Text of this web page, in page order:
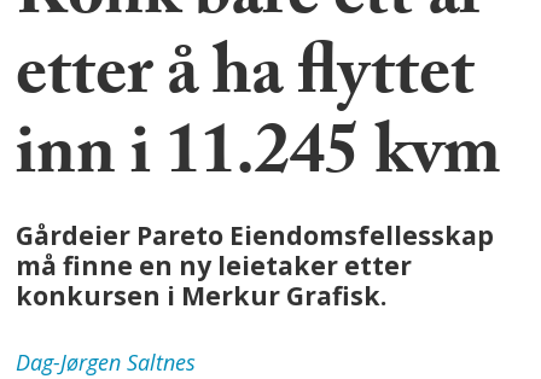
etter å ha flyttet
inn i 11.245 kvm
Gårdeier Pareto Eiendomsfellesskap
må finne en ny leietaker etter
konkursen i Merkur Grafisk.
Dag-Jørgen Saltnes